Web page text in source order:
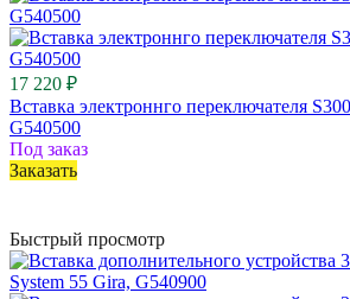
17 220 ₽
Вставка электроннго переключателя
G540500
Под заказ
Заказать
Быстрый просмотр